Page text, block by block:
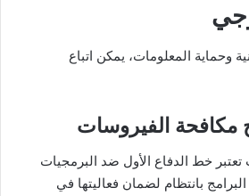
وحماية المعلومات، يمكن اتباع
خط الدفاع الأول ضد البرمجيات
بانتظام لضمان فعاليتها في